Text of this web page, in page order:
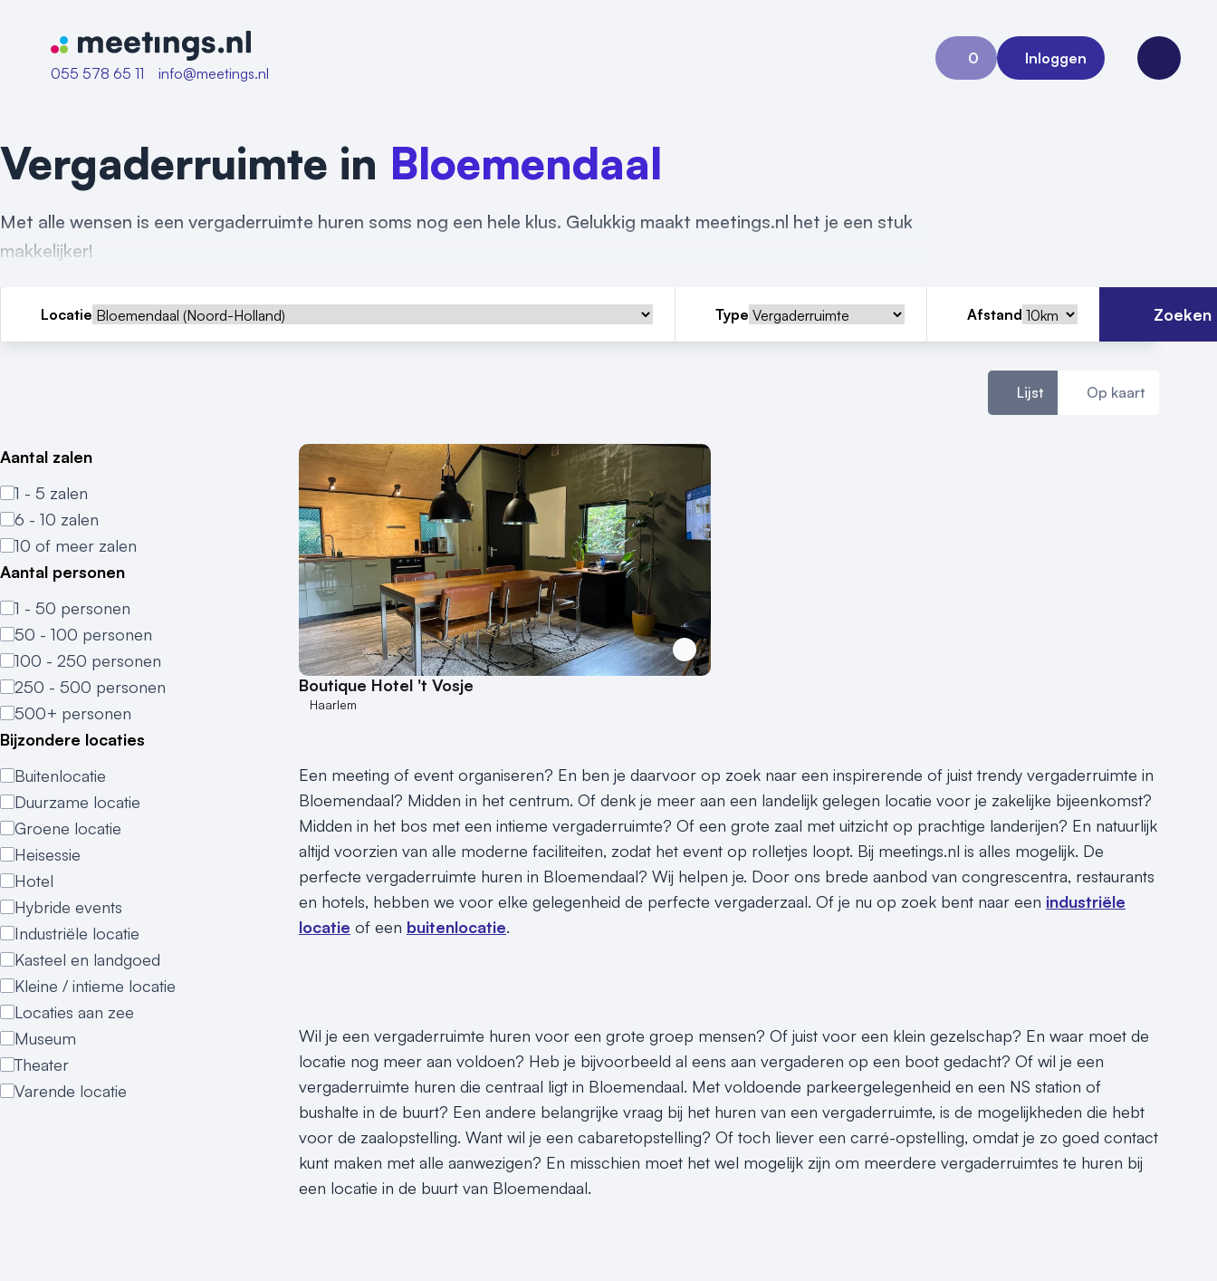
Naar home van Meetings
055 578 65 11
info@meetings.nl
0
Aanvraag 0
Inloggen
Open
Vergaderruimte in Bloemendaal
Met alle wensen is een vergaderruimte huren soms nog een hele klus. Gelukkig maakt meetings.nl het je een stuk
makkelijker!
Locatie Type Afstand Zoeken
Lijst Op kaart
Aantal zalen
1 - 5 zalen
6 - 10 zalen
10 of meer zalen
Aantal personen
1 - 50 personen
50 - 100 personen
100 - 250 personen
250 - 500 personen
500+ personen
Bijzondere locaties
Buitenlocatie
Duurzame locatie
Groene locatie
Heisessie
Hotel
Hybride events
Industriële locatie
Kasteel en landgoed
Kleine / intieme locatie
Locaties aan zee
Museum
Theater
Varende locatie
Boutique Hotel 't Vosje
Haarlem
Een meeting of event organiseren? En ben je daarvoor op zoek naar een inspirerende of juist trendy vergaderruimte in
Bloemendaal? Midden in het centrum. Of denk je meer aan een landelijk gelegen locatie voor je zakelijke bijeenkomst?
Midden in het bos met een intieme vergaderruimte? Of een grote zaal met uitzicht op prachtige landerijen? En natuurlijk
altijd voorzien van alle moderne faciliteiten, zodat het event op rolletjes loopt. Bij meetings.nl is alles mogelijk. De
perfecte vergaderruimte huren in Bloemendaal? Wij helpen je. Door ons brede aanbod van congrescentra, restaurants
en hotels, hebben we voor elke gelegenheid de perfecte vergaderzaal. Of je nu op zoek bent naar een industriële
locatie of een buitenlocatie.
Wil je een vergaderruimte huren voor een grote groep mensen? Of juist voor een klein gezelschap? En waar moet de
locatie nog meer aan voldoen? Heb je bijvoorbeeld al eens aan vergaderen op een boot gedacht? Of wil je een
vergaderruimte huren die centraal ligt in Bloemendaal. Met voldoende parkeergelegenheid en een NS station of
bushalte in de buurt? Een andere belangrijke vraag bij het huren van een vergaderruimte, is de mogelijkheden die hebt
voor de zaalopstelling. Want wil je een cabaretopstelling? Of toch liever een carré-opstelling, omdat je zo goed contact
kunt maken met alle aanwezigen? En misschien moet het wel mogelijk zijn om meerdere vergaderruimtes te huren bij
een locatie in de buurt van Bloemendaal.